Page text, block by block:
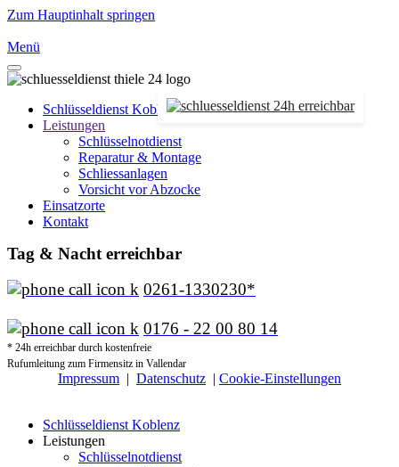
Zum Hauptinhalt springen
Menü
Schlüsseldienst Koblenz
Leistungen
Schlüsselnotdienst
Reparatur & Montage
Schliessanlagen
Vorsicht vor Abzocke
Einsatzorte
Kontakt
Tag & Nacht erreichbar
0261-1330230*
0176 - 22 00 80 14
* 24h erreichbar durch kostenfreie
Rufumleitung zum Firmensitz in Vallendar
Impressum | Datenschutz | Cookie-Einstellungen
Schlüsseldienst Koblenz
Leistungen
Schlüsselnotdienst